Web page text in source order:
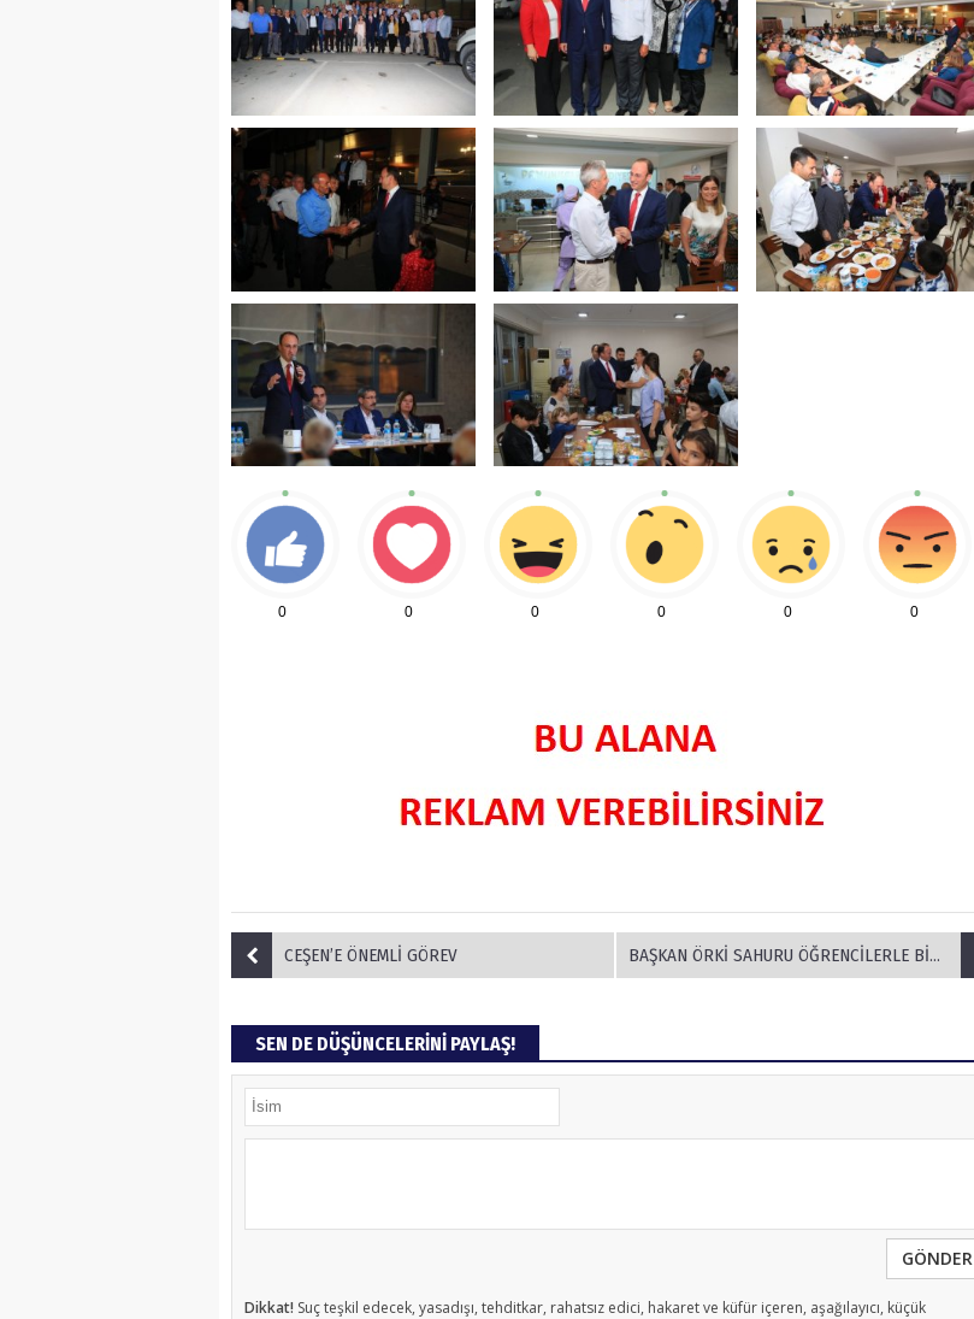
0 0 0 0 0 0
CEŞEN’E ÖNEMLİ GÖREV BAŞKAN ÖRKİ SAHURU ÖĞRENCİLERLE BİRLİKTE YAPTI
SEN DE DÜŞÜNCELERİNİ PAYLAŞ!
GÖNDER
Dikkat! Suç teşkil edecek, yasadışı, tehditkar, rahatsız edici, hakaret ve küfür içeren, aşağılayıcı, küçük